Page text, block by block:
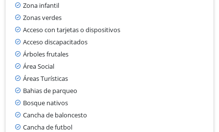
Zona infantil
Zonas verdes
Acceso con tarjetas o dispositivos
Acceso discapacitados
Árboles frutales
Área Social
Áreas Turísticas
Bahias de parqueo
Bosque nativos
Cancha de baloncesto
Cancha de futbol